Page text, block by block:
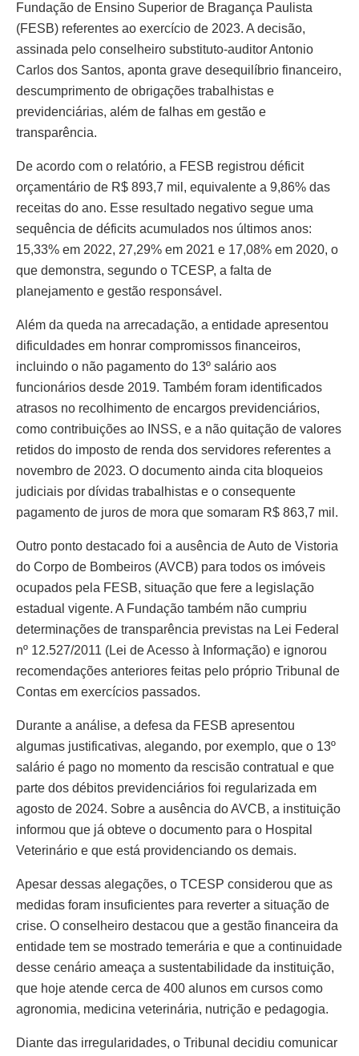
Fundação de Ensino Superior de Bragança Paulista
(FESB) referentes ao exercício de 2023. A decisão,
assinada pelo conselheiro substituto-auditor Antonio
Carlos dos Santos, aponta grave desequilíbrio financeiro,
descumprimento de obrigações trabalhistas e
previdenciárias, além de falhas em gestão e
transparência.
De acordo com o relatório, a FESB registrou déficit
orçamentário de R$ 893,7 mil, equivalente a 9,86% das
receitas do ano. Esse resultado negativo segue uma
sequência de déficits acumulados nos últimos anos:
15,33% em 2022, 27,29% em 2021 e 17,08% em 2020, o
que demonstra, segundo o TCESP, a falta de
planejamento e gestão responsável.
Além da queda na arrecadação, a entidade apresentou
dificuldades em honrar compromissos financeiros,
incluindo o não pagamento do 13º salário aos
funcionários desde 2019. Também foram identificados
atrasos no recolhimento de encargos previdenciários,
como contribuições ao INSS, e a não quitação de valores
retidos do imposto de renda dos servidores referentes a
novembro de 2023. O documento ainda cita bloqueios
judiciais por dívidas trabalhistas e o consequente
pagamento de juros de mora que somaram R$ 863,7 mil.
Outro ponto destacado foi a ausência de Auto de Vistoria
do Corpo de Bombeiros (AVCB) para todos os imóveis
ocupados pela FESB, situação que fere a legislação
estadual vigente. A Fundação também não cumpriu
determinações de transparência previstas na Lei Federal
nº 12.527/2011 (Lei de Acesso à Informação) e ignorou
recomendações anteriores feitas pelo próprio Tribunal de
Contas em exercícios passados.
Durante a análise, a defesa da FESB apresentou
algumas justificativas, alegando, por exemplo, que o 13º
salário é pago no momento da rescisão contratual e que
parte dos débitos previdenciários foi regularizada em
agosto de 2024. Sobre a ausência do AVCB, a instituição
informou que já obteve o documento para o Hospital
Veterinário e que está providenciando os demais.
Apesar dessas alegações, o TCESP considerou que as
medidas foram insuficientes para reverter a situação de
crise. O conselheiro destacou que a gestão financeira da
entidade tem se mostrado temerária e que a continuidade
desse cenário ameaça a sustentabilidade da instituição,
que hoje atende cerca de 400 alunos em cursos como
agronomia, medicina veterinária, nutrição e pedagogia.
Diante das irregularidades, o Tribunal decidiu comunicar